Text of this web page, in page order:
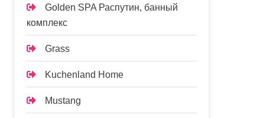
Golden SPA Распутин, банный
комплекс
Grass
Kuchenland Home
Mustang